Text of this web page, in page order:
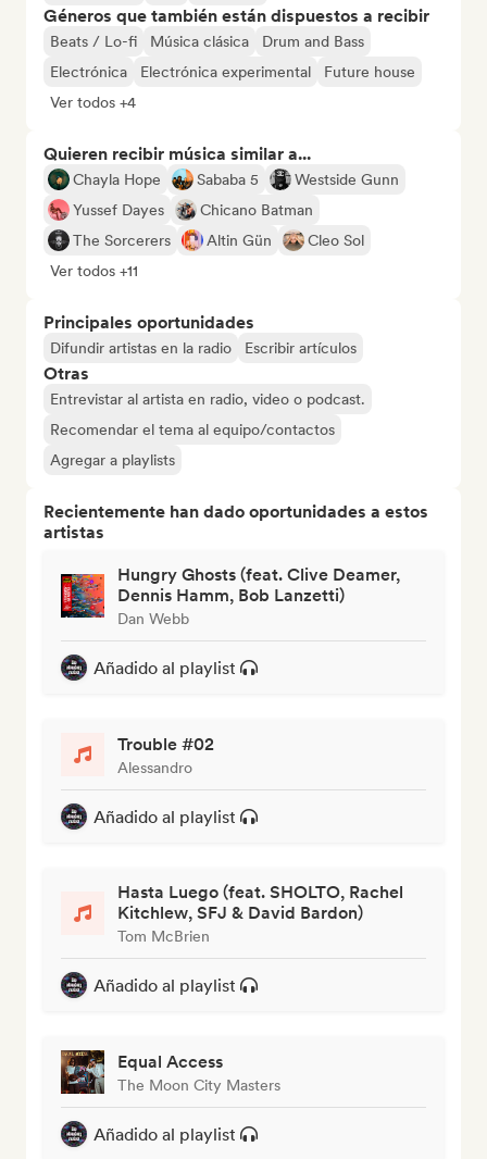
Géneros que también están dispuestos a recibir
Beats / Lo-fi Música clásica
Drum and Bass
Electrónica
Electrónica experimental
Future house
Ver todos +4
Quieren recibir música similar a...
Chayla Hope Sababa 5
Westside Gunn
Yussef Dayes
Chicano Batman
The Sorcerers
Altin Gün
Cleo Sol
Ver todos +11
Principales oportunidades
Difundir artistas en la radio Escribir artículos
Otras
Entrevistar al artista en radio, video o podcast.
Recomendar el tema al equipo/contactos
Agregar a playlists
Recientemente han dado oportunidades a estos
artistas
Hungry Ghosts (feat. Clive Deamer,
Dennis Hamm, Bob Lanzetti)
Dan Webb
Añadido al playlist
Trouble #02
Alessandro
Añadido al playlist
Hasta Luego (feat. SHOLTO, Rachel
Kitchlew, SFJ & David Bardon)
Tom McBrien
Añadido al playlist
Equal Access
The Moon City Masters
Añadido al playlist